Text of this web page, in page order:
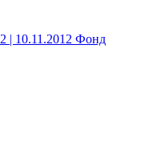
| 10.11.2012 Фонд